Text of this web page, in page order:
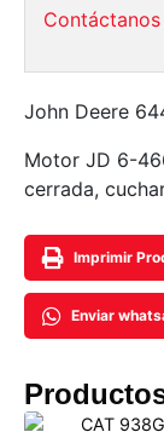
John Deere
Motor JD 6-
cerrada,
Imprimir
Enviar